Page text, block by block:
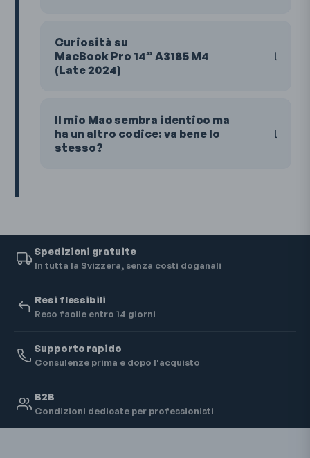
Curiosità su
MacBook Pro 14” A3185 M4
(Late 2024)
Il mio Mac sembra identico ma
ha un altro codice: va bene lo
stesso?
Spedizioni gratuite
In tutta la Svizzera, senza costi doganali
Resi flessibili
Reso facile entro 14 giorni
Supporto rapido
Consulenze prima e dopo l'acquisto
B2B
Condizioni dedicate per professionisti